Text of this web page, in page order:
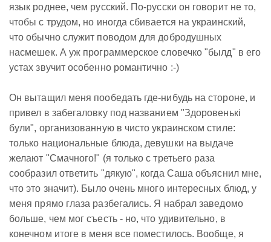
язык роднее, чем русский. По-русски он говорит не то,
чтобы с трудом, но иногда сбивается на украинский,
что обычно служит поводом для добродушных
насмешек. А уж программерское словечко "былд" в его
устах звучит особенно романтично :-)
Он вытащил меня пообедать где-нибудь на стороне, и
привел в забегаловку под названием "Здоровенькi
були", организованную в чисто украинском стиле:
только национальные блюда, девушки на выдаче
желают "Смачного!" (я только с третьего раза
сообразил ответить "дякую", когда Саша объяснил мне,
что это значит). Было очень много интересных блюд, у
меня прямо глаза разбегались. Я набрал заведомо
больше, чем мог съесть - но, что удивительно, в
конечном итоге в меня все поместилось. Вообще, я